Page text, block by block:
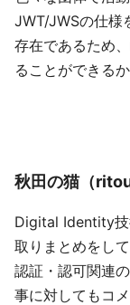
JWT/JWSの仕様
存在であるため
ることができる
秋田の猫（ritou
Digital Identity
取りまとめをし
認証・認可関連
事に対してもコ